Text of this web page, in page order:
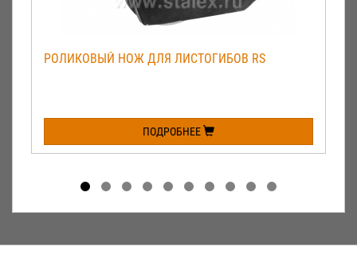
РОЛИКОВЫЙ НОЖ ДЛЯ ЛИСТОГИБОВ RS
ПОДРОБНЕЕ